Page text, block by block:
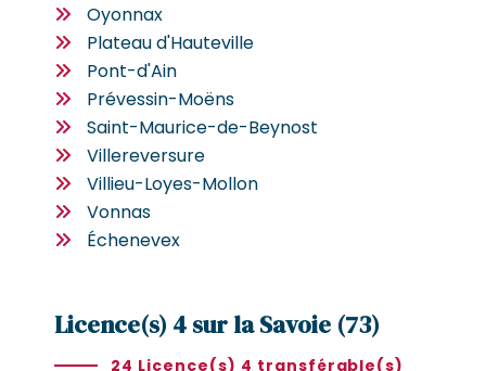
Oyonnax
Plateau d'Hauteville
Pont-d'Ain
Prévessin-Moëns
Saint-Maurice-de-Beynost
Villereversure
Villieu-Loyes-Mollon
Vonnas
Échenevex
Licence(s) 4 sur la Savoie (73)
24 Licence(s) 4 transférable(s)